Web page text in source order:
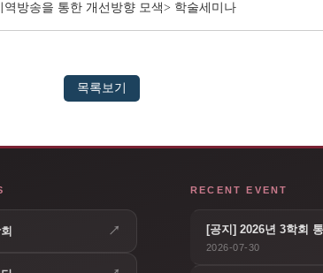
방송을 통한 개선방향 모색> 학술세미나
목록보기
↗
RECENT EVENT
[공지] 2026년 3학회
2026-07-30